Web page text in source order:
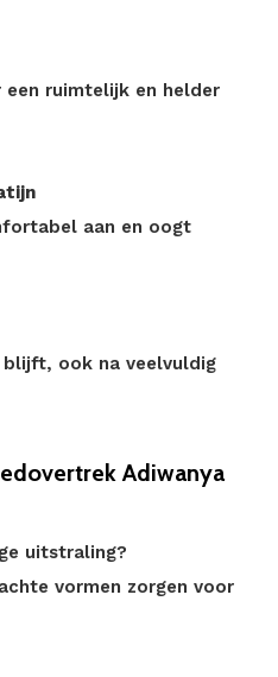
ruimtelijk en helder
aan en oogt
ook na veelvuldig
Adiwanya
uitstraling?
vormen zorgen voor